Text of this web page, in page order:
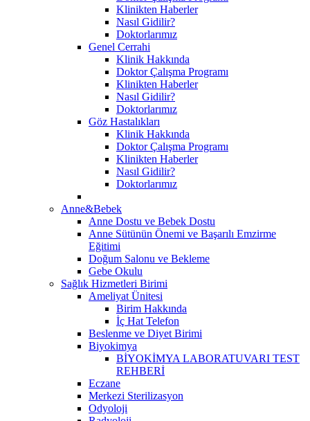
Klinikten Haberler
Nasıl Gidilir?
Doktorlarımız
Genel Cerrahi
Klinik Hakkında
Doktor Çalışma Programı
Klinikten Haberler
Nasıl Gidilir?
Doktorlarımız
Göz Hastalıkları
Klinik Hakkında
Doktor Çalışma Programı
Klinikten Haberler
Nasıl Gidilir?
Doktorlarımız
Anne&Bebek
Anne Dostu ve Bebek Dostu
Anne Sütünün Önemi ve Başarılı Emzirme
Eğitimi
Doğum Salonu ve Bekleme
Gebe Okulu
Sağlık Hizmetleri Birimi
Ameliyat Ünitesi
Birim Hakkında
İç Hat Telefon
Beslenme ve Diyet Birimi
Biyokimya
BİYOKİMYA LABORATUVARI TEST
REHBERİ
Eczane
Merkezi Sterilizasyon
Odyoloji